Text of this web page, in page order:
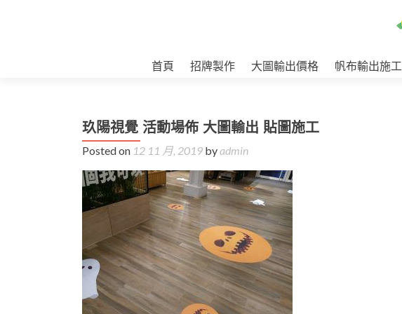
首頁 招牌製作 大圖輸出價格 帆布輸出施工
玖陽視覺 活動場佈 大圖輸出 貼圖施工
Posted on 12 11 月, 2019 byadmin